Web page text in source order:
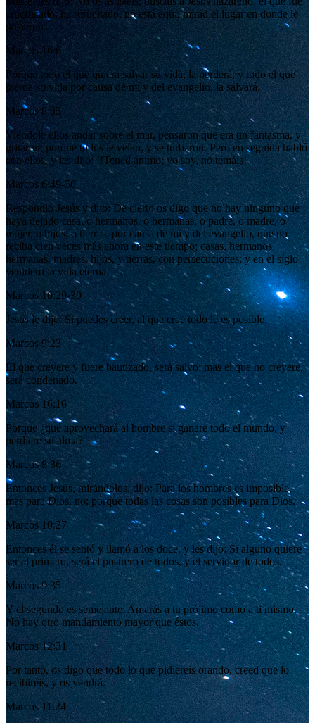
crucificado; ha resucitado, no está aquí; mirad el lugar en donde le
pusieron.
Marcos 16:6
Porque todo el que quiera salvar su vida, la perderá; y todo el que
pierda su vida por causa de mí y del evangelio, la salvará.
Marcos 8:35
Viéndole ellos andar sobre el mar, pensaron que era un fantasma, y
gritaron; porque todos le veían, y se turbaron. Pero en seguida habló
con ellos, y les dijo: !!Tened ánimo; yo soy, no temáis!
Marcos 6:49-50
Respondió Jesús y dijo: De cierto os digo que no hay ninguno que
haya dejado casa, o hermanos, o hermanas, o padre, o madre, o
mujer, o hijos, o tierras, por causa de mí y del evangelio, que no
reciba cien veces más ahora en este tiempo; casas, hermanos,
hermanas, madres, hijos, y tierras, con persecuciones; y en el siglo
venidero la vida eterna.
Marcos 10:29-30
Jesús le dijo: Si puedes creer, al que cree todo le es posible.
Marcos 9:23
El que creyere y fuere bautizado, será salvo; mas el que no creyere,
será condenado.
Marcos 16:16
Porque ¿qué aprovechará al hombre si ganare todo el mundo, y
perdiere su alma?
Marcos 8:36
Entonces Jesús, mirándolos, dijo: Para los hombres es imposible,
mas para Dios, no; porque todas las cosas son posibles para Dios.
Marcos 10:27
Entonces él se sentó y llamó a los doce, y les dijo: Si alguno quiere
ser el primero, será el postrero de todos, y el servidor de todos.
Marcos 9:35
Y el segundo es semejante: Amarás a tu prójimo como a ti mismo.
No hay otro mandamiento mayor que éstos.
Marcos 12:31
Por tanto, os digo que todo lo que pidiereis orando, creed que lo
recibiréis, y os vendrá.
Marcos 11:24